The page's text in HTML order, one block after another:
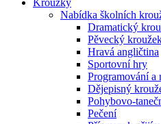
Kroužky
Nabídka školních
Dramatický
Pěvecký
Hravá angličtina
Sportovní hry
Programování a
Dějepisný
Pohybovo-
Pečení